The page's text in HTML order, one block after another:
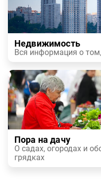
Недвижимость
Вся информация о
Пора на дачу
О садах, огородах и
грядках